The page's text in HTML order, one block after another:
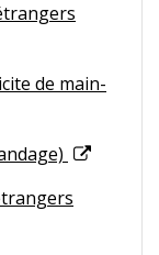
de main-